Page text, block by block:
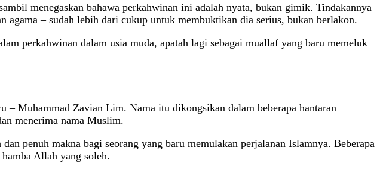
menegaskan bahawa perkahwinan ini adalah nyata, bukan gimik. Tindakannya
– sudah lebih dari cukup untuk membuktikan dia serius, bukan berlakon.
perkahwinan dalam usia muda, apatah lagi sebagai muallaf yang baru memeluk
– Muhammad Zavian Lim. Nama itu dikongsikan dalam beberapa hantaran
menerima nama Muslim.
penuh makna bagi seorang yang baru memulakan perjalanan Islamnya. Beberapa
Allah yang soleh.